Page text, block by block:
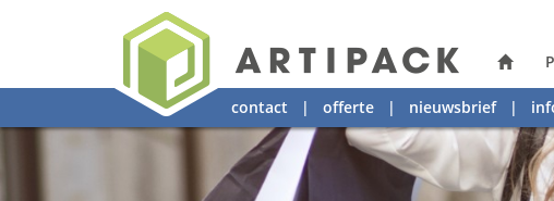
contact | offerte | nieuwsbrief|